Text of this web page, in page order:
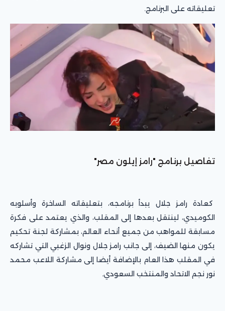
تعليقاته على البرنامج.
تفاصيل برنامج "رامز إيلون مصر"
كعادة رامز جلال يبدأ برنامجه، بتعليقاته الساخرة وأسلوبه
الكوميدي، لينتقل بعدها إلى المقلب، والذي يعتمد على فكرة
مسابقة للمواهب من جميع أنحاء العالم، بمشاركة لجنة تحكيم
يكون منها الضيف، إلى جانب رامز جلال ونوال الزغبي التي تشاركه
في المقلب هذا العام بالإضافة أيضا إلى مشاركة اللاعب محمد
نور نجم الاتحاد والمنتخب السعودي.